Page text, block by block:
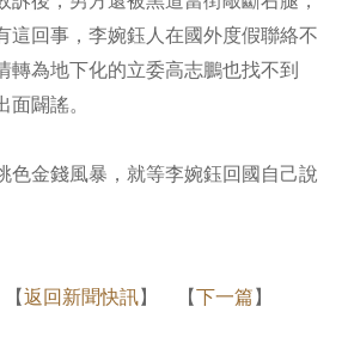
這回事，李婉鈺人在國外度假聯絡不
轉為地下化的立委高志鵬也找不到
面闢謠。
色金錢風暴，就等李婉鈺回國自己說
返回新聞快訊】 【下一篇 】